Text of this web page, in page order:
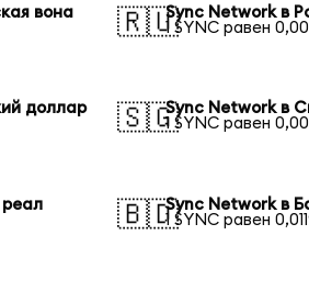
вона
🇷🇺Sync Network в
1 SYNC равен
доллар
🇸🇬Sync Network в
1 SYNC равен
реал
🇧🇩Sync Network в
1 SYNC равен